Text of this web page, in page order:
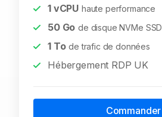
1vCPU haute performance
50Go de disque NVMe SSD
1To de trafic de données
Hébergement RDP UK
Commander